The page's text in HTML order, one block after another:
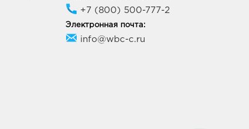
+7 (800) 500-777-2
Электронная почта:
info@wbc-c.ru